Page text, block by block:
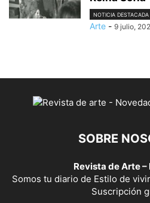
NOTICIA DESTACADA
Arte - 9 julio,
SOBRE
Revista de Arte
Somos tu diario de Estilo de
Suscripción